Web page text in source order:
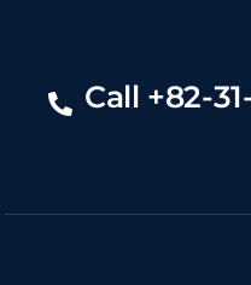
Call +82-